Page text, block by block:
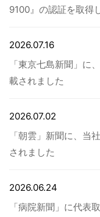
9100』の認証を取得
2026.07.16
「東京七島新聞」に
載されました
2026.07.02
「朝雲」新聞に、当
されました
2026.06.24
「病院新聞」に代表